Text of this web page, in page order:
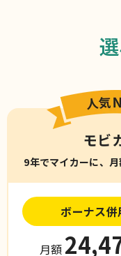
モビ
9年でマイカーに、
ボーナス併
月額